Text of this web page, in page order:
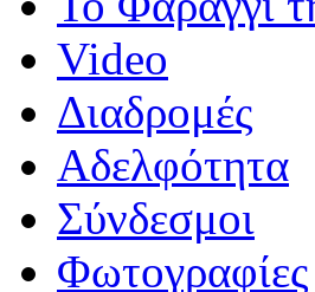
Video
Διαδρομές
Αδελφότητα
Σύνδεσμοι
Φωτογραφίες